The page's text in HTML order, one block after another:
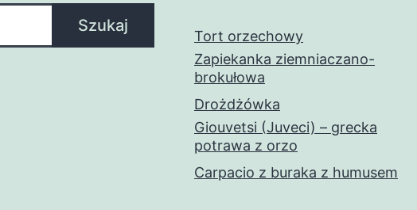
Szukaj
Tort orzechowy
Zapiekanka ziemniaczano-
brokułowa
Drożdżówka
Giouvetsi (Juveci) – grecka
potrawa z orzo
Carpacio z buraka z humusem